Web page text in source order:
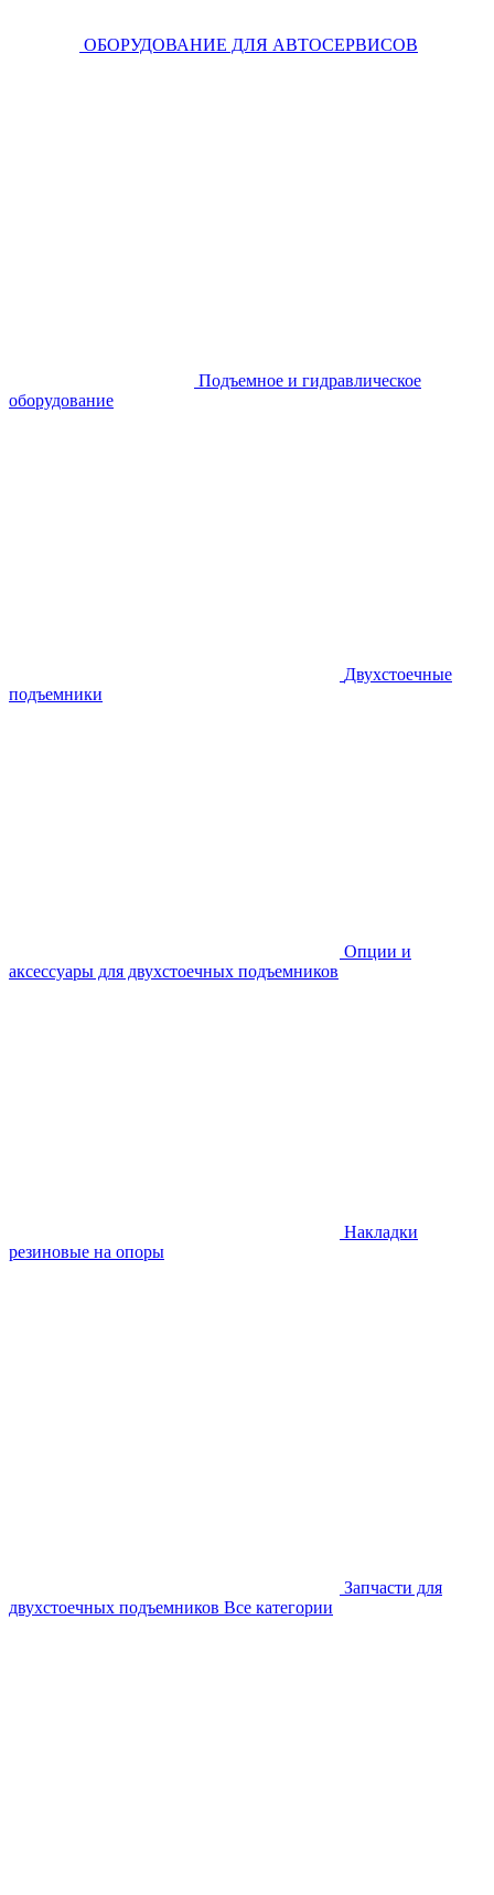
ОБОРУДОВАНИЕ ДЛЯ АВТОСЕРВИСОВ
Подъемное и гидравлическое
оборудование
Двухстоечные
подъемники
Опции и
аксессуары для двухстоечных подъемников
Накладки
резиновые на опоры
Запчасти для
двухстоечных подъемников Все категории